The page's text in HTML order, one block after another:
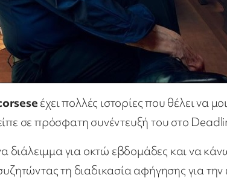
έχει πολλές ιστορίες που θέλει να
σε πρόσφατη συνέντευξή του στο
για οκτώ εβδομάδες και να
τη διαδικασία αφήγησης για την